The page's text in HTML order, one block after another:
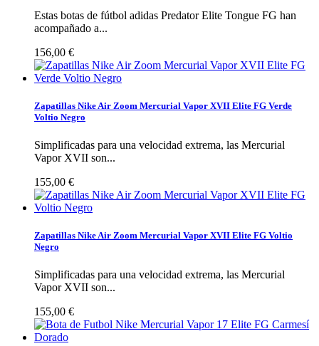
Estas botas de fútbol adidas Predator Elite Tongue FG han
acompañado a...
156,00 €
Zapatillas Nike Air Zoom Mercurial Vapor XVII Elite FG Verde
Voltio Negro
Simplificadas para una velocidad extrema, las Mercurial
Vapor XVII son...
155,00 €
Zapatillas Nike Air Zoom Mercurial Vapor XVII Elite FG Voltio
Negro
Simplificadas para una velocidad extrema, las Mercurial
Vapor XVII son...
155,00 €